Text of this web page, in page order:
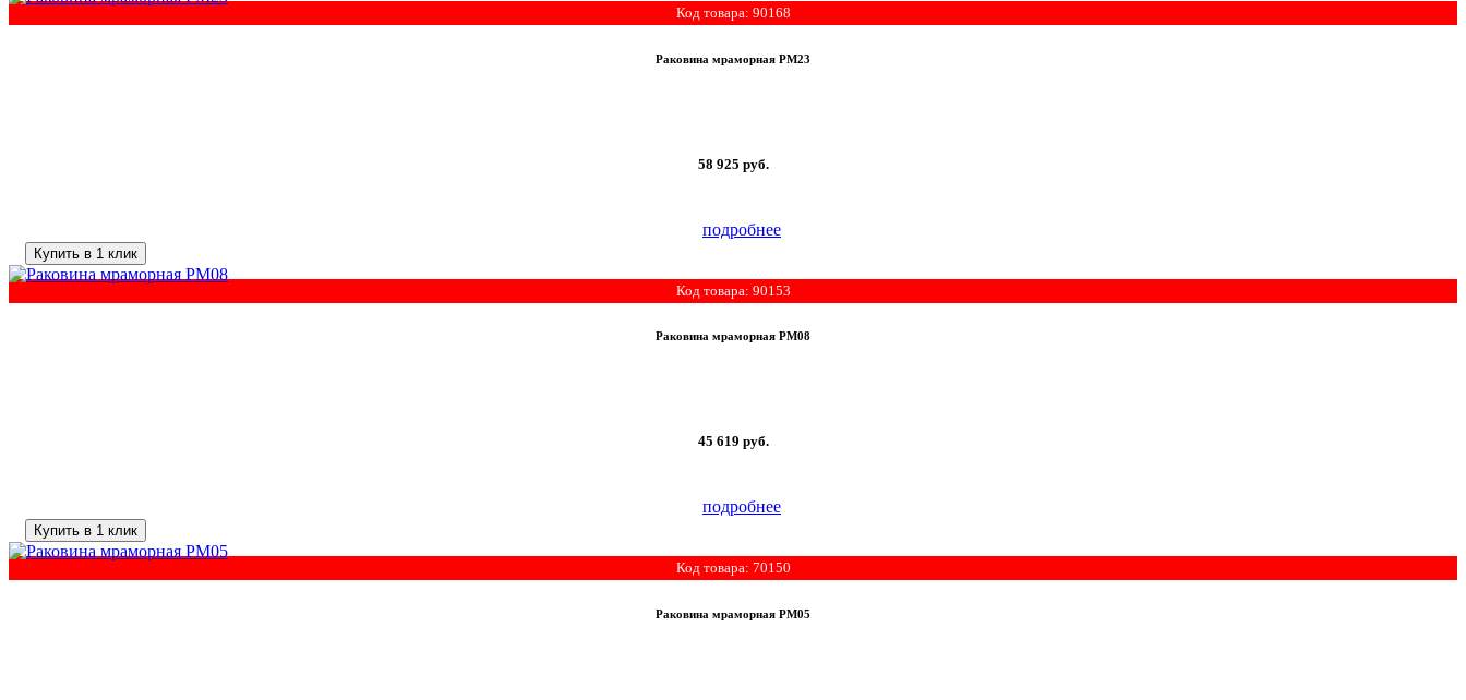
Код товара: 90168
Раковина мраморная РМ23
58 925 руб.
подробнее
Купить в 1 клик
Код товара: 90153
Раковина мраморная РМ08
45 619 руб.
подробнее
Купить в 1 клик
Код товара: 70150
Раковина мраморная РМ05